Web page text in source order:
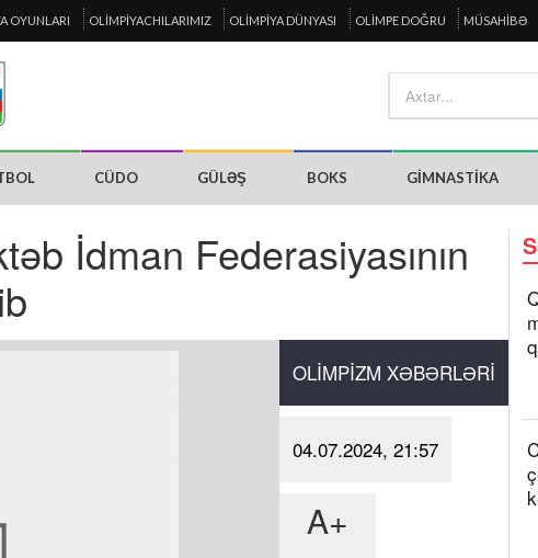
OYUNLARI OLIMPIYACHILARIMIZ OLIMPIYA DÜNYASI OLIMPE DOĞRU MÜSAHIBƏ
CÜDO GÜLƏŞ BOKS GIMNASTIKA
İdman Federasiyasının
OLIMPIZM XƏBƏRLƏRI
04.07.2024, 21:57
A+